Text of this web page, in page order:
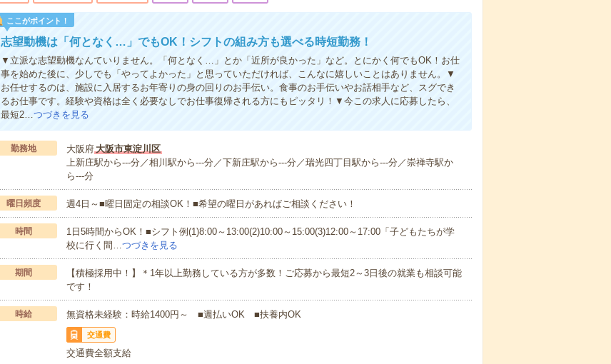
ここがポイント！
志望動機は「何となく…」でもOK！シフトの組み方も選べる時短勤務！
▼立派な志望動機なんていりません。「何となく…」とか「近所が良かった」など。とにかく何でもOK！お仕
事を始めた後に、少しでも「やってよかった」と思っていただければ、こんなに嬉しいことはありません。▼
お任せするのは、施設に入居するお年寄りの身の回りのお手伝い。食事のお手伝いやお話相手など、スグでき
るお仕事です。経験や資格は全く必要なしでお仕事復帰される方にもピッタリ！▼今この求人に応募したら、
最短2…つづきを見る
勤務地 大阪府大阪市東淀川区
上新庄駅から---分／相川駅から---分／下新庄駅から---分／瑞光四丁目駅から---分／崇禅寺駅か
ら---分
曜日頻度 週4日～■曜日固定の相談OK！■希望の曜日があればご相談ください！
時間
1日5時間からOK！■シフト例(1)8:00～13:00(2)10:00～15:00(3)12:00～17:00「子どもたちが学
校に行く間…つづきを見る
期間
【積極採用中！】＊1年以上勤務している方が多数！ご応募から最短2～3日後の就業も相談可能
です！
時給 無資格未経験：時給1400円～ ■週払いOK ■扶養内OK
交通費
交通費全額支給